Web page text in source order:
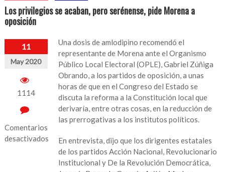
Los privilegios se acaban, pero serénense, pide Morena a
oposición
11
May 2020
1114
Comentarios
desactivados
Una dosis de amlodipino recomendó el
representante de Morena ante el Organismo
Público Local Electoral (OPLE), Gabriel Zúñiga
Obrando, a los partidos de oposición, a unas
horas de que en el Congreso del Estado se
discuta la reforma a la Constitución local que
derivaría, entre otras cosas, en la reducción de
las prerrogativas a los institutos políticos.
En entrevista, dijo que los dirigentes estatales
de los partidos Acción Nacional, Revolucionario
Institucional y De la Revolución Democrática,